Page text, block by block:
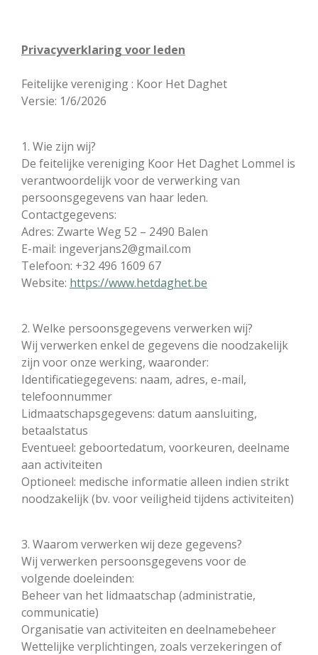
Privacyverklaring voor leden
Feitelijke vereniging : Koor Het Daghet
Versie: 1/6/2026
1. Wie zijn wij?
De feitelijke vereniging Koor Het Daghet Lommel is
verantwoordelijk voor de verwerking van
persoonsgegevens van haar leden.
Contactgegevens:
Adres: Zwarte Weg 52 – 2490 Balen
E-mail: ingeverjans2@gmail.com
Telefoon: +32 496 1609 67
Website: https://www.hetdaghet.be
2. Welke persoonsgegevens verwerken wij?
Wij verwerken enkel de gegevens die noodzakelijk
zijn voor onze werking, waaronder:
Identificatiegegevens: naam, adres, e-mail,
telefoonnummer
Lidmaatschapsgegevens: datum aansluiting,
betaalstatus
Eventueel: geboortedatum, voorkeuren, deelname
aan activiteiten
Optioneel: medische informatie alleen indien strikt
noodzakelijk (bv. voor veiligheid tijdens activiteiten)
3. Waarom verwerken wij deze gegevens?
Wij verwerken persoonsgegevens voor de
volgende doeleinden:
Beheer van het lidmaatschap (administratie,
communicatie)
Organisatie van activiteiten en deelnamebeheer
Wettelijke verplichtingen, zoals verzekeringen of